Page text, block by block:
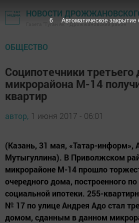
НОВОСТИ
Газета "Туган як" - Дрожжановский район
ОБЩЕСТВО
Соципотечники третьего
микрорайона М-14
квартир
автор, 1 июня 2017 - 06:01
(Казань, 31 мая, «Татар-информ»,
Мутыгуллина). В Приволжском
микрорайоне М-14 прошло
очередного дома, построенного
социальной ипотеки. 255-
№ 17 по улице Андрея Адо стал
домом, сданным в данном
5 Автоматическое закрытие